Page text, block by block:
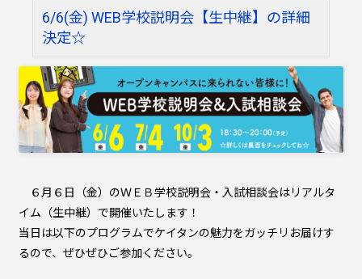
6/6(金) WEB学校説明会【生中継】の詳細
決定☆
６月６日（金）のＷＥＢ学校説明会・入試相談会はリアルタ
イム（生中継）で開催いたします！
当日は以下のプログラムでケイタンの魅力をガッチリお届けす
るので、ぜひぜひご参加ください。